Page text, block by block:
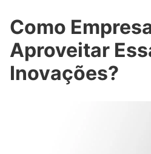
Como
Aproveitar
Inovações?